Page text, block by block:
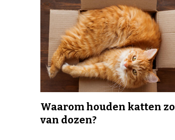
Waarom houden katten zo
van dozen?